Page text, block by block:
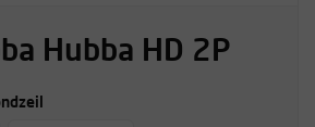
Hubba HD 2P